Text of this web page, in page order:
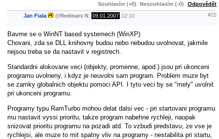
Souhlasím (+0) Nesouhlasím (-0) Odpovědět
Jan Fiala @Redmarx N 09.01.2007 12:10 #15
Bavme se o WinNT based systemech (WinXP)
Chovani, zda se DLL knihovny budou nebo nebudou uvolnovat, jakmile
nejsou treba se da nastavit v registrech.
Standardni alokovane veci (objekty, promenne, apod.) jsou pri ukonceni
programu uvolneny, i kdyz je neuvolni sam program. Problem muze byt
se zamky globalnich objektu pomoci API. I tyto veci by se "mely" uvolnit
pri ukonceni programu.
Programy typu RamTurbo mohou delat dalsi vec - pri startovani programu
mu nastavit vyssi prioritu, takze program nabehne rychleji, naopak
snizovat prioritu programu na pozadi atd. To vzbudi predstavu, ze vse je
rychlejsi, ale muze to mit spatny vliv na programy - nestabilita pri startu,